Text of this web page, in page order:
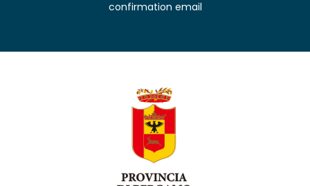
confirmation email